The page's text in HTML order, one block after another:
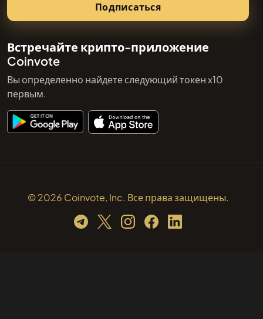
Подписаться
Встречайте крипто-приложение
Coinvote
Вы определенно найдете следующий токен x10
первым.
© 2026 Coinvote, Inc. Все права защищены.